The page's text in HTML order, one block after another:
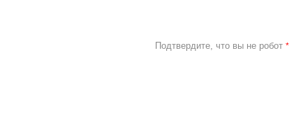
Подтвердите, что вы не робот *